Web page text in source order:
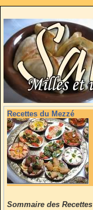
Recettes du Mezzé
Sommaire des Recettes